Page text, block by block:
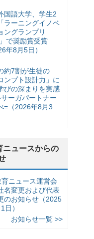
国語大学、学生2
ラーニングイノベ
ングランプリ
で奨励賞受賞
年8月5日）
約7割が生徒の
ンプト設計力」に
びの深まりを実感
ーガパートナー
=（2026年8月3
ニュースからの
育ニュース運営会
名変更および代表
のお知らせ（2025
日）
お知らせ一覧 >>